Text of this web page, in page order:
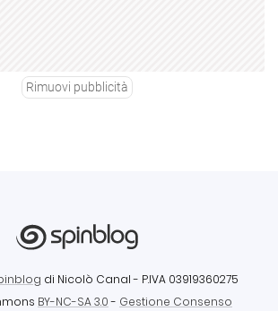
Rimuovi pubblicità
di Nicolò Canal - P.IVA 03919360275
BY-NC-SA 3.0- Gestione Consenso